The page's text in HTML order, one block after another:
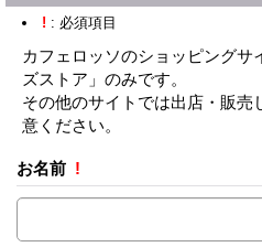
! : 必須項目
カフェロッソのショッピングサ
ズストア」のみです。
その他のサイトでは出店・販売
意ください。
お名前 !